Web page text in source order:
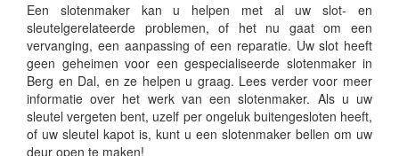
Een slotenmaker kan u helpen met al uw slot- en
sleutelgerelateerde problemen, of het nu gaat om een
vervanging, een aanpassing of een reparatie. Uw slot heeft
geen geheimen voor een gespecialiseerde slotenmaker in
Berg en Dal, en ze helpen u graag. Lees verder voor meer
informatie over het werk van een slotenmaker. Als u uw
sleutel vergeten bent, uzelf per ongeluk buitengesloten heeft,
of uw sleutel kapot is, kunt u een slotenmaker bellen om uw
deur open te maken!